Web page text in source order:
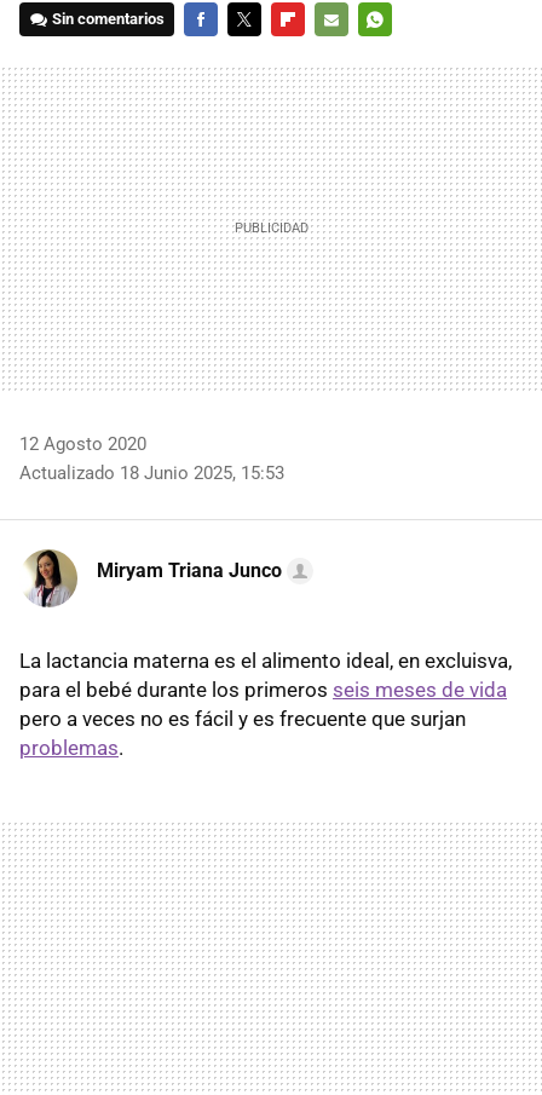
Sin comentarios
MAIL
12 Agosto 2020
Actualizado 18 Junio 2025, 15:53
Miryam Triana Junco
La lactancia materna es el alimento ideal, en excluisva,
para el bebé durante los primeros seis meses de vida
pero a veces no es fácil y es frecuente que surjan
problemas.